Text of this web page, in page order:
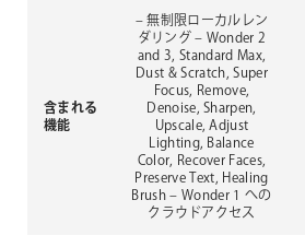
含まれる
機能
– 無制限ローカルレン
ダリング– Wonder 2
and 3, Standard Max,
Dust & Scratch, Super
Focus, Remove,
Denoise, Sharpen,
Upscale, Adjust
Lighting, Balance
Color, Recover Faces,
Preserve Text, Healing
Brush– Wonder 1 への
クラウドアクセス